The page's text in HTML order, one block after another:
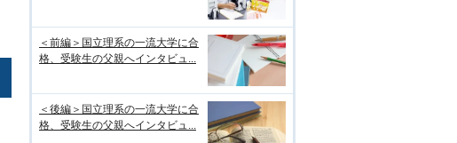
＜前編＞国立理系の一流大学に合
格、受験生の父親へインタビュ...
＜後編＞国立理系の一流大学に合
格、受験生の父親へインタビュ...